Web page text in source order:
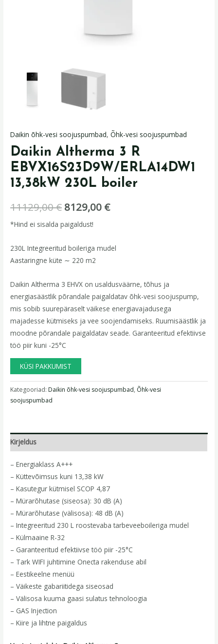
Daikin õhk-vesi soojuspumbad,Õhk-vesi soojuspumbad
Daikin Altherma 3 R
EBVX16S23D9W/ERLA14DW1
13,38kW 230L boiler
11129,00€ 8129,00 €
*Hind ei sisalda paigaldust!
230L Integreeritud boileriga mudel
Aastaringne küte ∼ 220 m2
Daikin Altherma 3 EHVX on usaldusväärne, tõhus ja
energiasäästlik põrandale paigaldatav õhk-vesi soojuspump,
mis sobib suurepäraselt väikese energiavajadusega
majadesse kütmiseks ja vee soojendamiseks. Ruumisäästlik ja
moodne põrandale paigaldatav seade. Garanteeritud efektiivse
töö piir kuni -25°C
KÜSI PAKKUMIST
Kategooriad:Daikin õhk-vesi soojuspumbad, Õhk-vesi
soojuspumbad
Kirjeldus
– Energiaklass A+++
– Küttevõimsus kuni 13,38 kW
– Kasutegur kütmisel SCOP 4,87
– Mürarõhutase (siseosa): 30 dB (A)
– Mürarõhutase (välisosa): 48 dB (A)
– Integreeritud 230 L roostevaba tarbeveeboileriga mudel
– Külmaaine R-32
– Garanteeritud efektiivse töö piir -25°C
– Tark WIFI juhtimine Onecta rakenduse abil
– Eestikeelne menüü
– Väikeste gabariitidega siseosad
– Välisosa kuuma gaasi sulatus tehnoloogia
– GAS Injection
– Kiire ja lihtne paigaldus